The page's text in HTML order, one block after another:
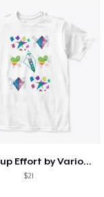
The Group Effort by Various Artists
$21